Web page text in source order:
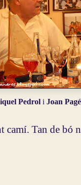
Pedrol iJoan
camí. Tan de